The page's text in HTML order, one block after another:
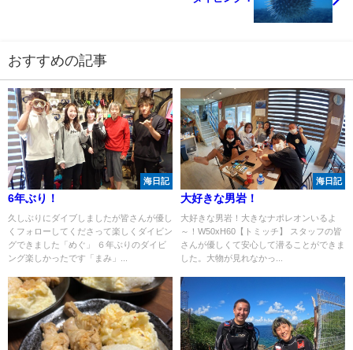
おすすめの記事
海日記
6年ぶり！
久しぶりにダイブしましたが皆さんが優し
くフォローしてくださって楽しくダイビン
グできました「めぐ」 ６年ぶりのダイビ
ング楽しかったです「まみ」...
海日記
大好きな男岩！
大好きな男岩！大きなナポレオンいるよ
～！W50xH60【トミッチ】 スタッフの皆
さんが優しくて安心して潜ることができま
した。大物が見れなかっ...